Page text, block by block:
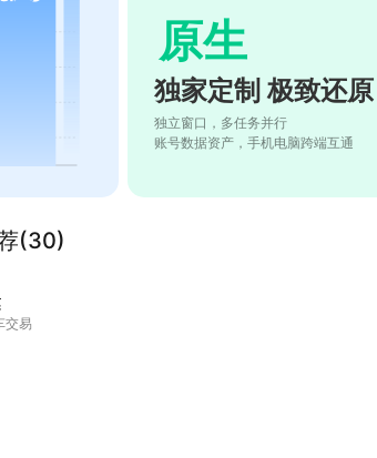
原生
独家定制 极致还原
独立窗口，多任务并行
账号数据资产，手机电脑跨端互通
(30)
交易